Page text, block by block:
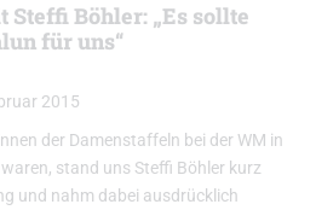
Böhler: „Es sollte
für uns“
2015
der Damenstaffeln bei der WM in
stand uns Steffi Böhler kurz
und nahm dabei ausdrücklich